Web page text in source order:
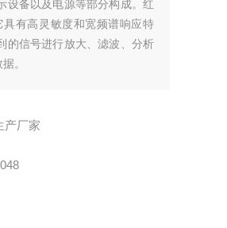
设备以及电源等部分构成。红
有高灵敏度和宽频谱响应特
的信号进行放大、滤波、分析
。
产厂家